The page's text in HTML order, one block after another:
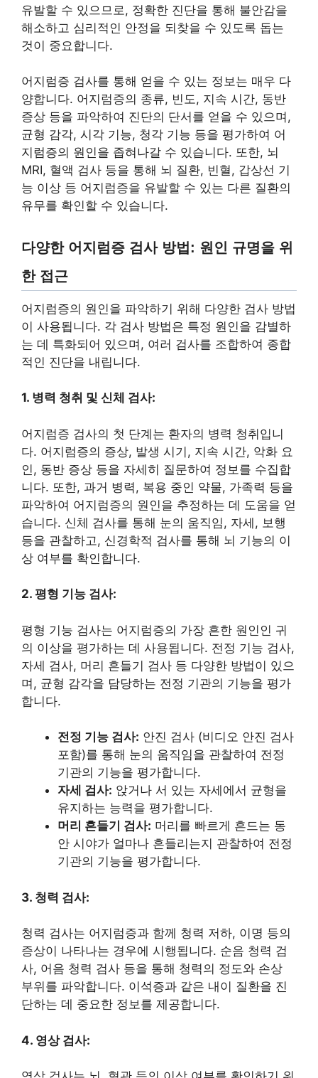
유발할 수 있으므로, 정확한 진단을 통해 불안감을
해소하고 심리적인 안정을 되찾을 수 있도록 돕는
것이 중요합니다.
어지럼증 검사를 통해 얻을 수 있는 정보는 매우 다
양합니다. 어지럼증의 종류, 빈도, 지속 시간, 동반
증상 등을 파악하여 진단의 단서를 얻을 수 있으며,
균형 감각, 시각 기능, 청각 기능 등을 평가하여 어
지럼증의 원인을 좁혀나갈 수 있습니다. 또한, 뇌
MRI, 혈액 검사 등을 통해 뇌 질환, 빈혈, 갑상선 기
능 이상 등 어지럼증을 유발할 수 있는 다른 질환의
유무를 확인할 수 있습니다.
다양한 어지럼증 검사 방법: 원인 규명을 위
한 접근
어지럼증의 원인을 파악하기 위해 다양한 검사 방법
이 사용됩니다. 각 검사 방법은 특정 원인을 감별하
는 데 특화되어 있으며, 여러 검사를 조합하여 종합
적인 진단을 내립니다.
1. 병력 청취 및 신체 검사:
어지럼증 검사의 첫 단계는 환자의 병력 청취입니
다. 어지럼증의 증상, 발생 시기, 지속 시간, 악화 요
인, 동반 증상 등을 자세히 질문하여 정보를 수집합
니다. 또한, 과거 병력, 복용 중인 약물, 가족력 등을
파악하여 어지럼증의 원인을 추정하는 데 도움을 얻
습니다. 신체 검사를 통해 눈의 움직임, 자세, 보행
등을 관찰하고, 신경학적 검사를 통해 뇌 기능의 이
상 여부를 확인합니다.
2. 평형 기능 검사:
평형 기능 검사는 어지럼증의 가장 흔한 원인인 귀
의 이상을 평가하는 데 사용됩니다. 전정 기능 검사,
자세 검사, 머리 흔들기 검사 등 다양한 방법이 있으
며, 균형 감각을 담당하는 전정 기관의 기능을 평가
합니다.
전정 기능 검사: 안진 검사 (비디오 안진 검사
포함)를 통해 눈의 움직임을 관찰하여 전정
기관의 기능을 평가합니다.
자세 검사: 앉거나 서 있는 자세에서 균형을
유지하는 능력을 평가합니다.
머리 흔들기 검사: 머리를 빠르게 흔드는 동
안 시야가 얼마나 흔들리는지 관찰하여 전정
기관의 기능을 평가합니다.
3. 청력 검사:
청력 검사는 어지럼증과 함께 청력 저하, 이명 등의
증상이 나타나는 경우에 시행됩니다. 순음 청력 검
사, 어음 청력 검사 등을 통해 청력의 정도와 손상
부위를 파악합니다. 이석증과 같은 내이 질환을 진
단하는 데 중요한 정보를 제공합니다.
4. 영상 검사: